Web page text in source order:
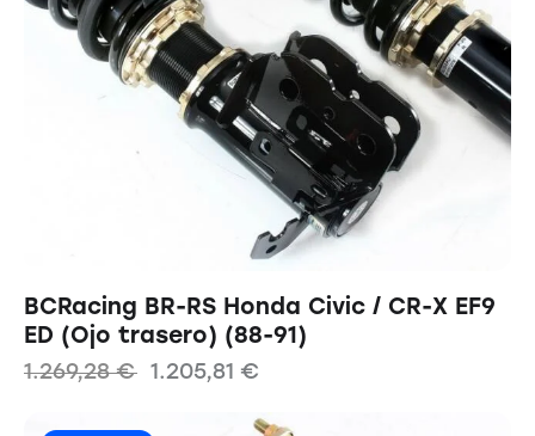
BCRacing BR-RS Honda Civic / CR-X EF9
ED (Ojo trasero) (88-91)
1.269,28€ 1.205,81 €